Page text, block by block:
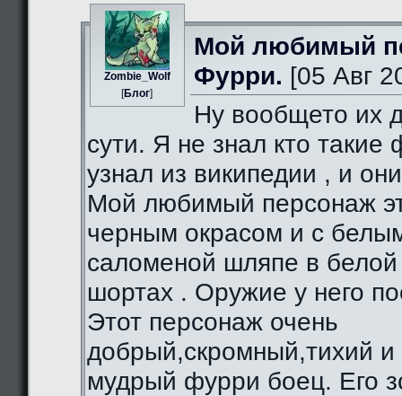
Zombie_Wolf
[Блог]
Мой любимый
Фурри. [05 Авг
Ну вообщето их
сути. Я не знал кто такие
узнал из википедии , и
Мой любимый персонаж
черным окрасом и с
саломеной шляпе в
шортах . Оружие у него
Этот персонаж очень
добрый,скромный,тихий и
мудрый фурри боец. Его